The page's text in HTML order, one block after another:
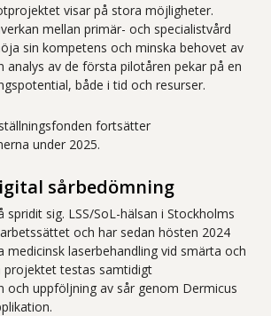
visar på stora möjligheter.
mellan primär- och specialistvård
sin kompetens och minska behovet av
analys av de första pilotåren pekar på en
både i tid och resurser.
fortsätter
under 2025.
sårbedömning
spridit sig. LSS/SoL-hälsan i Stockholms
och har sedan hösten 2024
medicinsk laserbehandling vid smärta och
projektet testas samtidigt
uppföljning av sår genom Dermicus